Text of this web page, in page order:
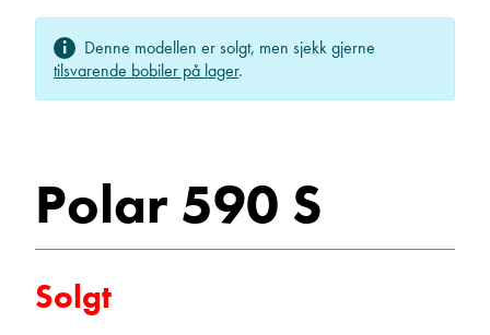
Campingvogner
ÅLESUND
ÅNDALSNES
Denne modellen er solgt, men sjekk gjerne
tilsvarende bobiler på lager.
Polar 590 S
Solgt